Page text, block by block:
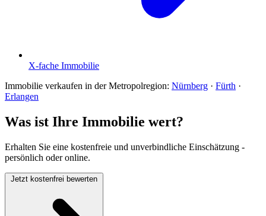
X-fache Immobilie
Immobilie verkaufen in der Metropolregion: Nürnberg · Fürth ·
Erlangen
Was ist Ihre Immobilie wert?
Erhalten Sie eine kostenfreie und unverbindliche Einschätzung -
persönlich oder online.